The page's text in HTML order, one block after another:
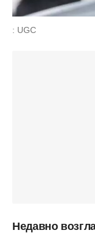
: UGC
Недавно